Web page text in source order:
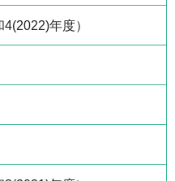
年度）